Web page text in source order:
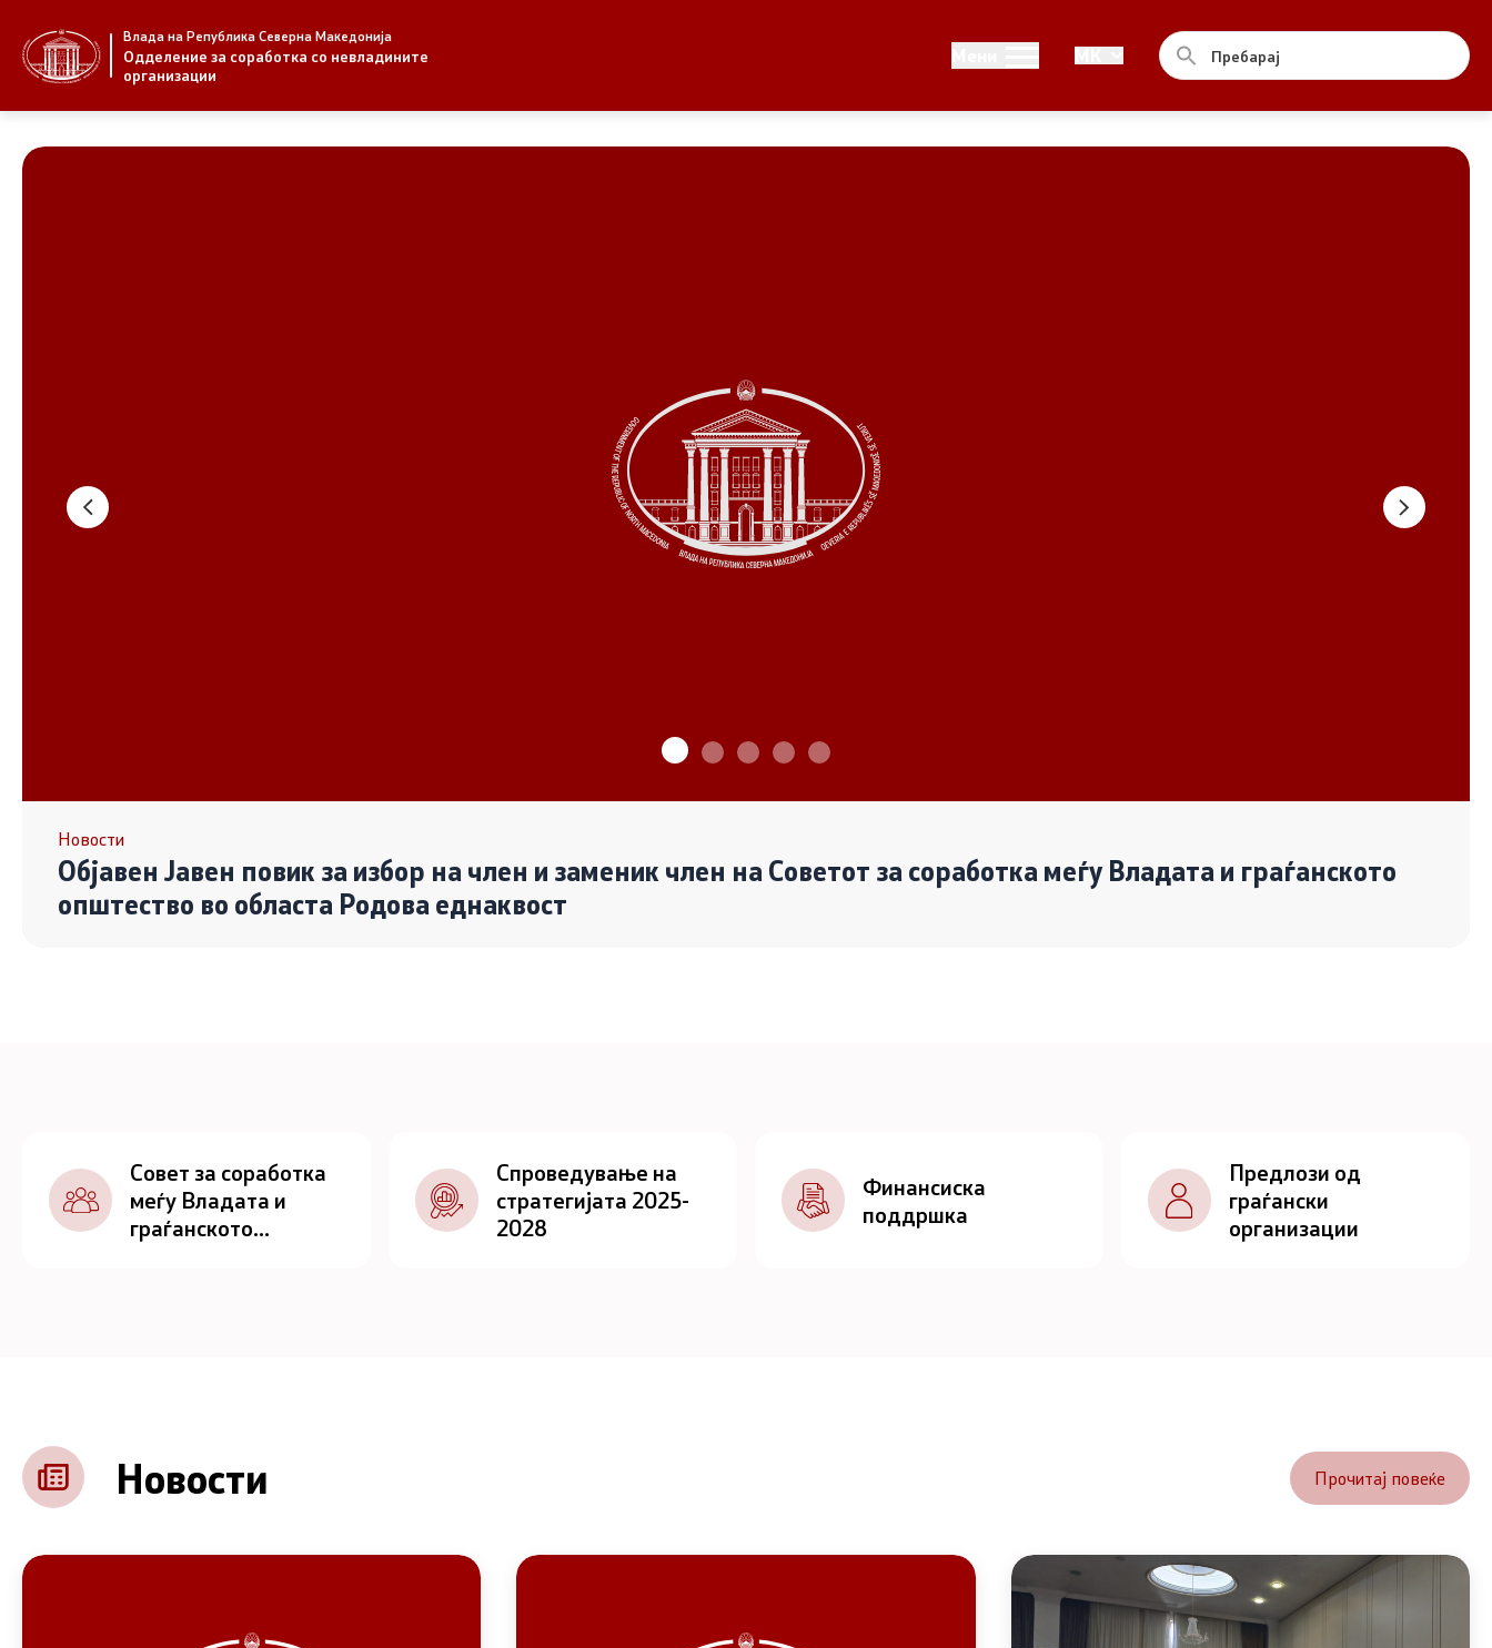
Влада на Република Северна Македонија
Одделение за соработка со невладините
организации
За нас Совет
Регистар
Дијалог меѓу Владата и граѓанскиот
Финансиска поддршка
Прегледи
Програми
Линкови
Изјава за пристапност
Новости
Објавен Јавен повик за избор на член и заменик член на Советот за соработка меѓу Владата и граѓанското
општество во областа Родова еднаквост
Совет за соработка
меѓу Владата и
граѓанското
Спроведување на
стратегијата 2025-
2028
Финансиска
поддршка
Предлози од
граѓански
организации
Новости Прочитај повеќе